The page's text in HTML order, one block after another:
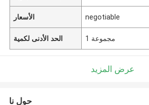
الأسعار negotiable
الحد الأدنى لكمية 1 مجموعة
عرض المزيد
حول نا